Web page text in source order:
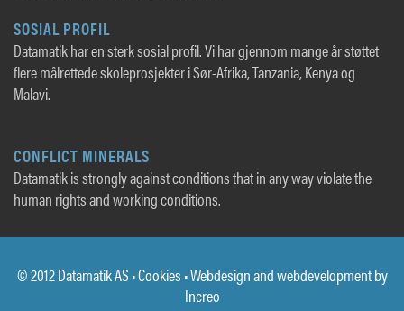
SOSIAL PROFIL
Datamatik har en sterk sosial profil. Vi har gjennom mange år støttet
flere målrettede skoleprosjekter i Sør-Afrika, Tanzania, Kenya og
Malavi.
CONFLICT MINERALS
Datamatik is strongly against conditions that in any way violate the
human rights and working conditions.
© 2012 Datamatik AS •Cookies • Webdesign and webdevelopment by
Increo